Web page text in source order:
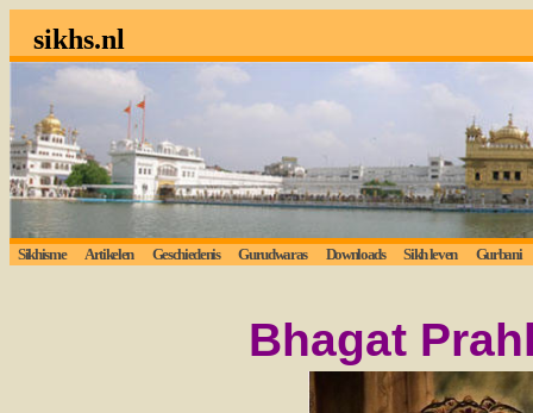
sikhs.nl
Sikhisme Artikelen Geschiedenis Gurudwaras Downloads Sikh leven Gurbani
Bhagat